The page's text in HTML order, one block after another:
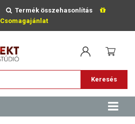
Termék összehasonlítás
Csomagajánlat
Keresés